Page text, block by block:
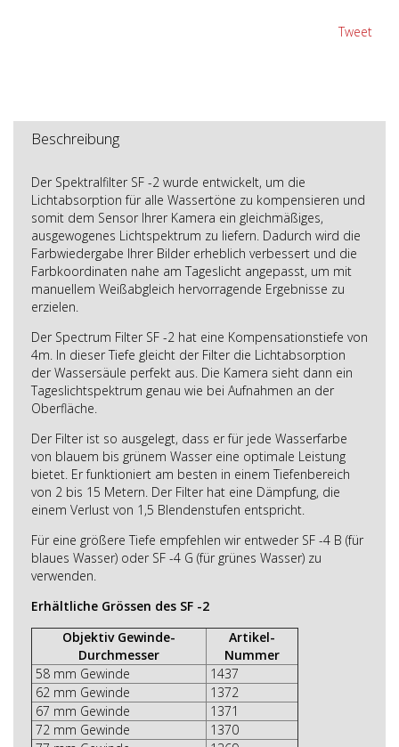
Tweet
Beschreibung
Der Spektralfilter SF -2 wurde entwickelt, um die
Lichtabsorption für alle Wassertöne zu kompensieren und
somit dem Sensor Ihrer Kamera ein gleichmäßiges,
ausgewogenes Lichtspektrum zu liefern. Dadurch wird die
Farbwiedergabe Ihrer Bilder erheblich verbessert und die
Farbkoordinaten nahe am Tageslicht angepasst, um mit
manuellem Weißabgleich hervorragende Ergebnisse zu
erzielen.
Der Spectrum Filter SF -2 hat eine Kompensationstiefe von
4m. In dieser Tiefe gleicht der Filter die Lichtabsorption
der Wassersäule perfekt aus. Die Kamera sieht dann ein
Tageslichtspektrum genau wie bei Aufnahmen an der
Oberfläche.
Der Filter ist so ausgelegt, dass er für jede Wasserfarbe
von blauem bis grünem Wasser eine optimale Leistung
bietet. Er funktioniert am besten in einem Tiefenbereich
von 2 bis 15 Metern. Der Filter hat eine Dämpfung, die
einem Verlust von 1,5 Blendenstufen entspricht.
Für eine größere Tiefe empfehlen wir entweder SF -4 B (für
blaues Wasser) oder SF -4 G (für grünes Wasser) zu
verwenden.
Erhältliche Grössen des SF -2
Objektiv Gewinde-
Durchmesser
Artikel-
Nummer
58 mm Gewinde
1437
62 mm Gewinde
1372
67 mm Gewinde
1371
72 mm Gewinde
1370